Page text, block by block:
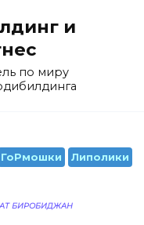
и
по миру
ГоРмошки Липолики
БИРОБИДЖАН